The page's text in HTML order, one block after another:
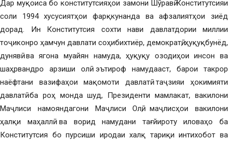
Дар муқоиса бо конститутсияҳои замони Шӯравӣ Конститутсияи
соли 1994 хусусиятҳои фарқкунанда ва афзалиятҳои зиёд
дорад. Ин Конститутсия сохти нави давлатдории миллии
тоҷиконро ҳамчун давлати соҳибихтиёр, демократӣ, ҳуқуқбунёд,
дунявӣ ва ягона муайян намуда, ҳуқуқу озодиҳои инсон ва
шаҳрвандро арзиши олӣ эътироф намудааст, барои такрор
наёфтани вазифаҳои мақомоти давлатӣ таҷзияи ҳокимияти
давлатӣ ба роҳ монда шуд, Президенти мамлакат, вакилони
Маҷлиси намояндагони Маҷлиси Олӣ, маҷлисҳои вакилони
ҳалқи маҳаллӣ ва ворид намудани тағйироту иловаҳо ба
Конститутсия бо пурсиши иродаи халқ тариқи интихобот ва